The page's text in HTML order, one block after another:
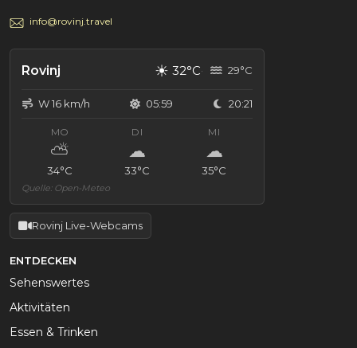
info@rovinj.travel
Rovinj ☀ 32°C 29°C
W 16 km/h 05:59 20:21
MO
⛅
34°C
DI
☁
33°C
MI
☁
35°C
Quelle: Open-Meteo
Rovinj Live-Webcams
ENTDECKEN
Sehenswertes
Aktivitäten
Essen & Trinken